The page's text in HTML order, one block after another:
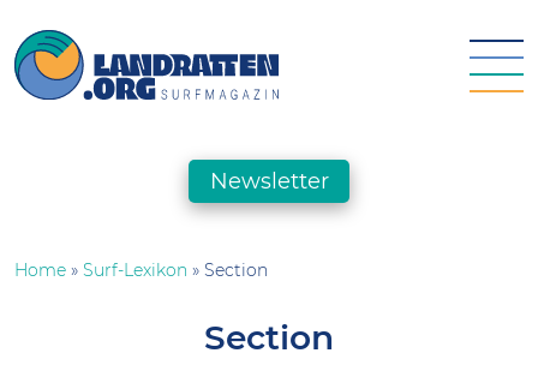
content
Newsletter
Home » Surf-Lexikon » Section
Section